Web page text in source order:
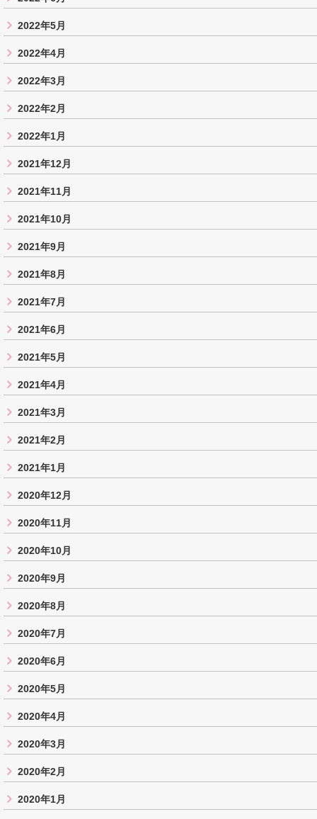
2022年5月
2022年4月
2022年3月
2022年2月
2022年1月
2021年12月
2021年11月
2021年10月
2021年9月
2021年8月
2021年7月
2021年6月
2021年5月
2021年4月
2021年3月
2021年2月
2021年1月
2020年12月
2020年11月
2020年10月
2020年9月
2020年8月
2020年7月
2020年6月
2020年5月
2020年4月
2020年3月
2020年2月
2020年1月